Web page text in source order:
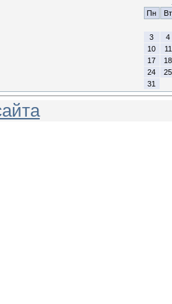
Пн
Вт
3
4
10
11
17
18
24
25
31